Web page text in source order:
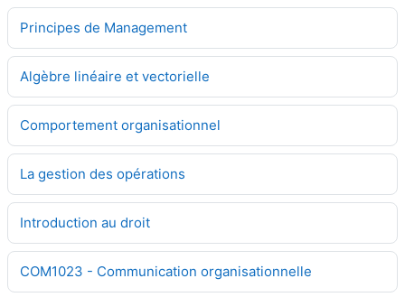
Principes de Management
Algèbre linéaire et vectorielle
Comportement organisationnel
La gestion des opérations
Introduction au droit
COM1023 - Communication organisationnelle